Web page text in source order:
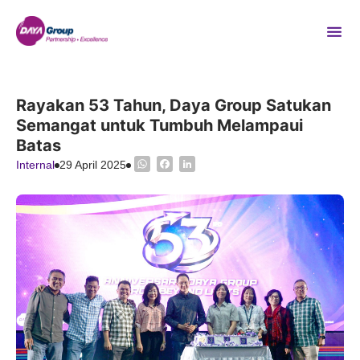
Rayakan 53 Tahun, Daya Group Satukan
Semangat untuk Tumbuh Melampaui
Batas
Internal 29 April 2025 WhatsApp
Facebook